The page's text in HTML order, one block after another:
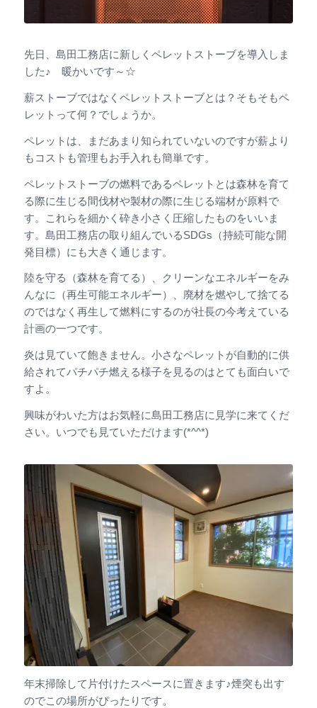
先日、島田工務店に新しくペレットストーブを導入しま
した♪ 暖かいです～☆
薪ストーブではなくペレットストーブとは？そもそもペ
レットって何？でしょうか。
ペレットは、まだあまり知られていないのですが薪より
もコストも管理もお手入れも簡単です。
ペレットストーブの燃料であるペレットとは森林を育て
る際に生じる間伐材や製材の際に生じる端材が原料で
す。これらを細かく砕き小さく圧縮したものをいいま
す。島田工務店の取り組んでいるSDGs（持続可能な開
発目標）にも大きく通じます。
陸を守る（森林を育てる）、クリーンなエネルギーをみ
んなに（再生可能エネルギー）、廃材を燃やして捨てる
のではなく再生して燃料にするのが社長の今考えている
計画の一つです。
炎は見ていて飽きません。小さなペレットが自動的に供
給されてパチパチ燃える様子を見るのはとても面白いで
すよ。
興味がわいた方はお気軽に島田工務店に見学に来てくだ
さい。いつでも見ていただけます(*^^*)
年末掃除して片付けたスペースに置きます♪煙突も出す
のでこの場所がぴったりです。